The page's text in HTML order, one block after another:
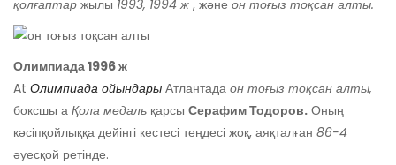
қолғаптар жылы 1993, 1994 ж , және он тоғыз тоқсан алты.
Олимпиада 1996 ж
At Олимпиада ойындары Атлантада он тоғыз тоқсан алты,
боксшы а Қола медаль қарсы Серафим Тодоров. Оның
кәсіпқойлыққа дейінгі кестесі теңдесі жоқ, аяқталған 86-4
әуесқой ретінде.